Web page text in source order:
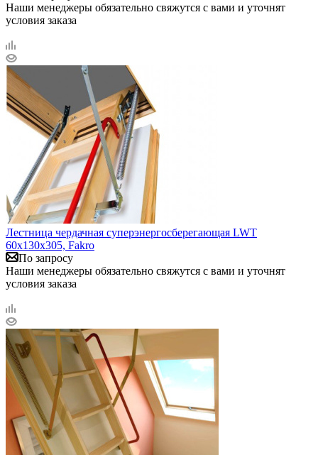
Наши менеджеры обязательно свяжутся с вами и уточнят
условия заказа
Лестница чердачная суперэнергосберегающая LWT
60х130х305, Fakro
По запросу
Наши менеджеры обязательно свяжутся с вами и уточнят
условия заказа